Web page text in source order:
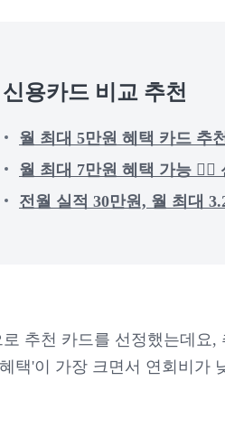
신용카드 비교 추천
월 최대 5만원 혜택 카드 추
월 최대 7만원 혜택 가능
전월 실적 30만원, 월 최대
추천 카드를 선정했는데요
택'이 가장 크면서 연회비가